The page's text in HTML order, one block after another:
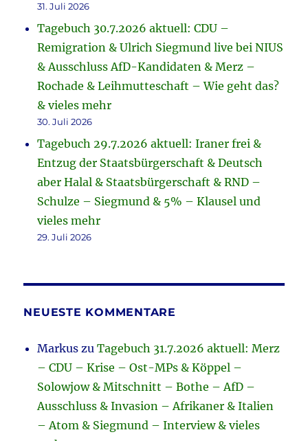
31. Juli 2026
Tagebuch 30.7.2026 aktuell: CDU –
Remigration & Ulrich Siegmund live bei NIUS
& Ausschluss AfD-Kandidaten & Merz –
Rochade & Leihmutteschaft – Wie geht das?
& vieles mehr
30. Juli 2026
Tagebuch 29.7.2026 aktuell: Iraner frei &
Entzug der Staatsbürgerschaft & Deutsch
aber Halal & Staatsbürgerschaft & RND –
Schulze – Siegmund & 5% – Klausel und
vieles mehr
29. Juli 2026
NEUESTE KOMMENTARE
Markus zuTagebuch 31.7.2026 aktuell: Merz
– CDU – Krise – Ost-MPs & Köppel –
Solowjow & Mitschnitt – Bothe – AfD –
Ausschluss & Invasion – Afrikaner & Italien
– Atom & Siegmund – Interview & vieles